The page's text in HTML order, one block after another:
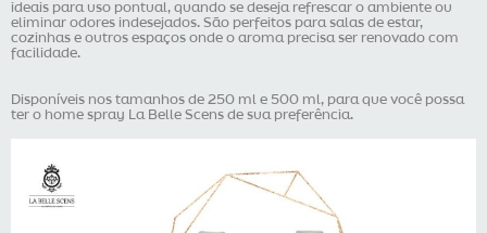
ideais para uso pontual, quando se deseja refrescar o ambiente ou
eliminar odores indesejados. São perfeitos para salas de estar,
cozinhas e outros espaços onde o aroma precisa ser renovado com
facilidade.
Disponíveis nos tamanhos de 250 ml e 500 ml, para que você possa
ter o home spray La Belle Scens de sua preferência.